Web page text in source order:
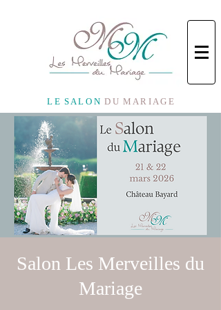
L E S A L O N D U M A R I A G E
Salon Les Merveilles du
Mariage